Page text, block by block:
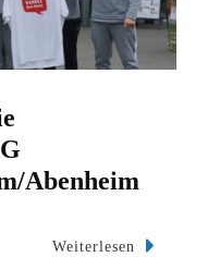
Abenheim
Weiterlesen